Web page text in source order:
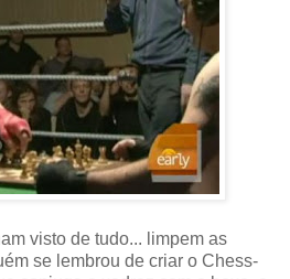
visto de tudo... limpem as
se lembrou de criar o Chess-